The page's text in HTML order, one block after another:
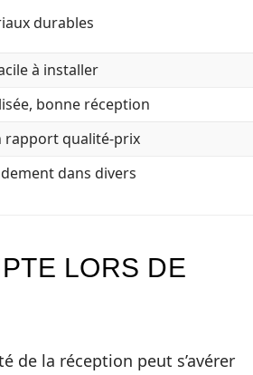
durables
à installer
bonne réception
rapport qualité-prix
dans divers
LORS DE
de la réception peut s’avérer